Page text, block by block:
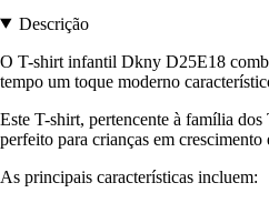
Descrição
O T-shirt infantil Dkny D25E18
tempo um toque moderno
Este T-shirt, pertencente à família dos
perfeito para crianças em
As principais características incluem: